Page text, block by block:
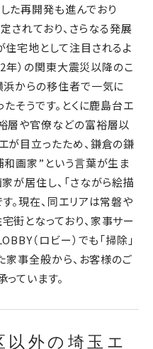
た再開発も進んでおり
されており、さらなる発展
住宅地として注目されるよ
年）の関東大震災以降のこ
浜からの移住者で一気に
そうです。とくに鹿島台エ
層や官僚などの富裕層以
が目立ったため、鎌倉の鎌
画家”という言葉が生ま
が居住し、「さながら絵描
。現在、同エリアは常磐や
街となっており、家事サー
（ロビー）でも「掃除」
た家事全般から、お客様のご
ています。
以外の埼玉エ